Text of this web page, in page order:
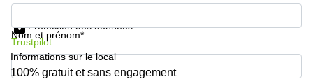
Nom et prénom*
Protection des données
Trustpilot
Informations sur le local
100% gratuit et sans engagement